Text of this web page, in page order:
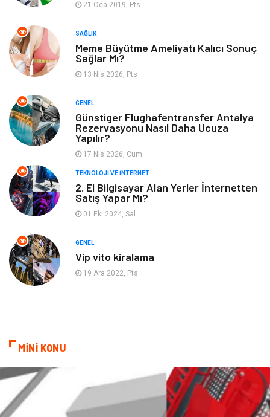
Cam Hediyelik Eşya
Bebek Giyim İnternet
Kına Gecesi
Restaurant Gayrimenkul
21 Oca 2019, Pts
SAĞLIK
Meme Büyütme Ameliyatı Kalıcı Sonuç
Sağlar Mı?
13 Nis 2026, Pts
GENEL
Günstiger Flughafentransfer Antalya
Rezervasyonu Nasıl Daha Ucuza
Yapılır?
17 Nis 2026, Cum
TEKNOLOJI VE İNTERNET
2. El Bilgisayar Alan Yerler İnternetten
Satış Yapar Mı?
01 Eki 2024, Sal
GENEL
Vip vito kiralama
19 Ara 2022, Pts
MİNİ KONU